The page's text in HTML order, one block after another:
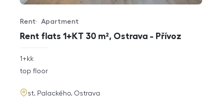
Rent flats 1+KT 30 m², Ostrava - Přívoz
Offer type
Rent
Property type
Apartment
rozměry
disposition
1+kk
funkce
top floor
adresa
st. Palackého, Ostrava